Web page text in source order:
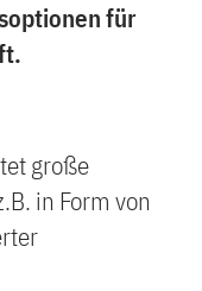
für
große
in Form von